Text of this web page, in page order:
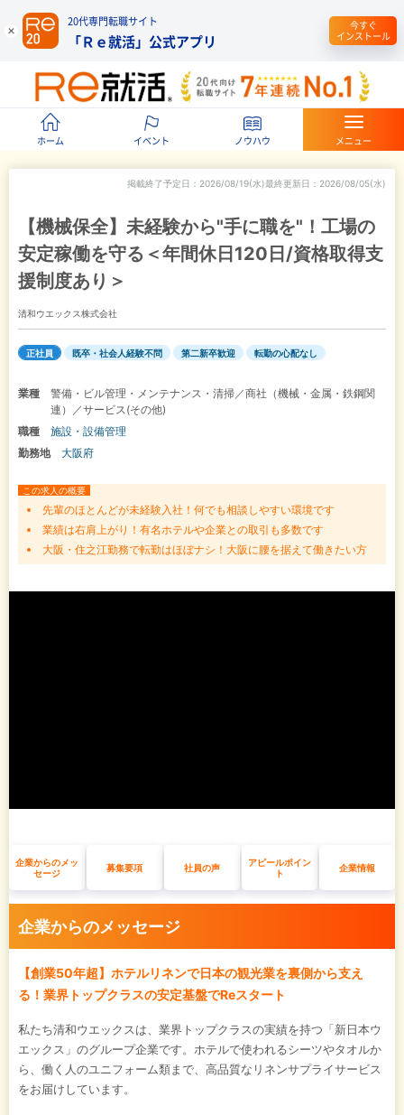
20代専門転職サイト
「Ｒｅ就活」公式アプリ
今すぐ
インストール
ホーム イベント ノウハウ メニュー
最終更新日 2026/08/05(水)
掲載終了予定日 2026/08/19(水)
【機械保全】未経験から"手に職を"！工場の
安定稼働を守る＜年間休日120日/資格取得支
援制度あり＞
清和ウエックス株式会社
正社員 既卒・社会人経験不問 第二新卒歓迎 転勤の心配なし
業種
警備・ビル管理・メンテナンス・清掃／商社（機械・金属・鉄鋼関
連）／サービス(その他)
職種
施設・設備管理
勤務地
大阪府
この求人の概要
先輩のほとんどが未経験入社！何でも相談しやすい環境です
業績は右肩上がり！有名ホテルや企業との取引も多数です
大阪・住之江勤務で転勤はほぼナシ！大阪に腰を据えて働きたい方
企業からのメッ
セージ
募集要項 社員の声
アピールポイン
ト
企業情報
企業からのメッセージ
【創業50年超】ホテルリネンで日本の観光業を裏側から支え
る！業界トップクラスの安定基盤でReスタート
私たち清和ウエックスは、業界トップクラスの実績を持つ「新日本ウ
エックス」のグループ企業です。ホテルで使われるシーツやタオルか
ら、働く人のユニフォーム類まで、高品質なリネンサプライサービス
をお届けしています。